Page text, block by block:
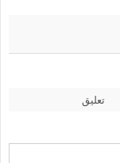
تعليق